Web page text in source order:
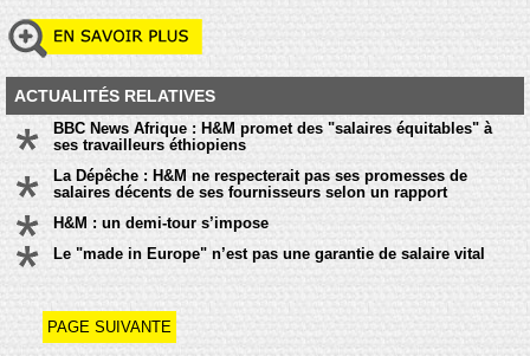
ACTUALITÉS RELATIVES
BBC News Afrique : H&M promet des "salaires équitables" à
ses travailleurs éthiopiens
La Dépêche : H&M ne respecterait pas ses promesses de
salaires décents de ses fournisseurs selon un rapport
H&M : un demi-tour s’impose
Le "made in Europe" n’est pas une garantie de salaire vital
PAGE SUIVANTE